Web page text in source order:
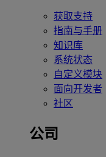
获取支持
指南与手册
知识库
系统状态
自定义模块
面向开发者
社区
公司